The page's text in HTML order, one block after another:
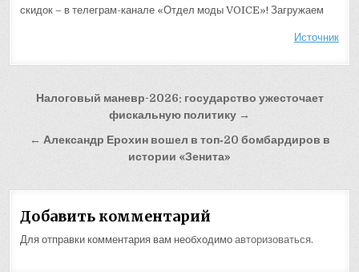
скидок – в телеграм-канале «Отдел моды VOICE»! Загружаем
Источник
Навигация
записям
Налоговый маневр-2026: государство ужесточает
фискальную политику →
← Александр Ерохин вошел в топ‑20 бомбардиров в
истории «Зенита»
Добавить комментарий
Для отправки комментария вам необходимоавторизоваться.